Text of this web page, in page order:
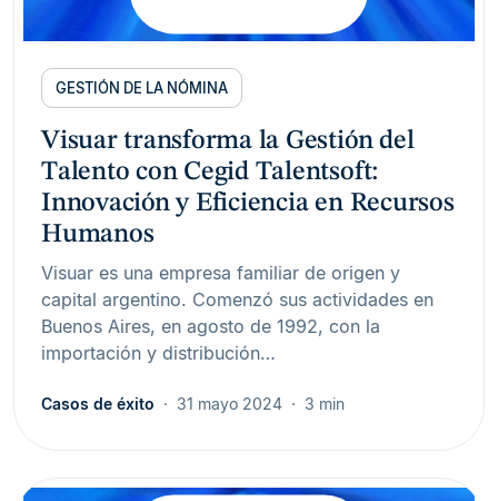
GESTIÓN DE LA NÓMINA
Visuar transforma la Gestión del
Talento con Cegid Talentsoft:
Innovación y Eficiencia en Recursos
Humanos
Visuar es una empresa familiar de origen y
capital argentino. Comenzó sus actividades en
Buenos Aires, en agosto de 1992, con la
importación y distribución…
Casos de éxito 31 mayo 2024 3 min